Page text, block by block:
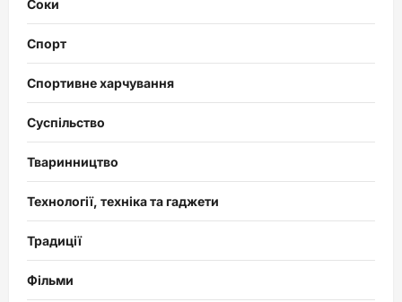
Соки
Спорт
Спортивне харчування
Суспільство
Тваринництво
Технології, техніка та гаджети
Традиції
Фільми